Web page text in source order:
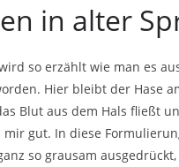
in alter
so erzählt wie man es
Hier bleibt der Hase
Blut aus dem Hals fließt
gut. In diese
so grausam